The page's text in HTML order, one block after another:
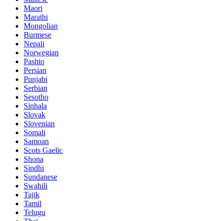
Maori
Marathi
Mongolian
Burmese
Nepali
Norwegian
Pashto
Persian
Punjabi
Serbian
Sesotho
Sinhala
Slovak
Slovenian
Somali
Samoan
Scots Gaelic
Shona
Sindhi
Sundanese
Swahili
Tajik
Tamil
Telugu